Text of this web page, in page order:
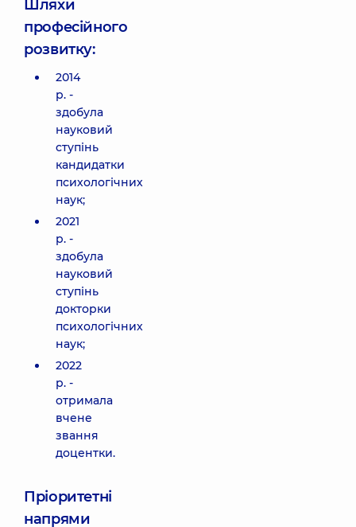
Шляхи
професійного
розвитку:
2014
р. -
здобула
науковий
ступінь
кандидатки
психологічних
наук;
2021
р. -
здобула
науковий
ступінь
докторки
психологічних
наук;
2022
р. -
отримала
вчене
звання
доцентки.
Пріоритетні
напрями